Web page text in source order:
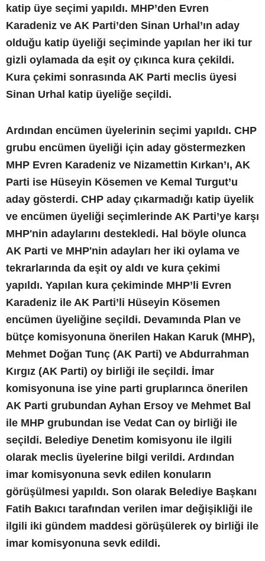
katip üye seçimi yapıldı. MHP’den Evren
Karadeniz ve AK Parti’den Sinan Urhal’ın aday
olduğu katip üyeliği seçiminde yapılan her iki tur
gizli oylamada da eşit oy çıkınca kura çekildi.
Kura çekimi sonrasında AK Parti meclis üyesi
Sinan Urhal katip üyeliğe seçildi.
Ardından encümen üyelerinin seçimi yapıldı. CHP
grubu encümen üyeliği için aday göstermezken
MHP Evren Karadeniz ve Nizamettin Kırkan’ı, AK
Parti ise Hüseyin Kösemen ve Kemal Turgut’u
aday gösterdi. CHP aday çıkarmadığı katip üyelik
ve encümen üyeliği seçimlerinde AK Parti’ye karşı
MHP'nin adaylarını destekledi. Hal böyle olunca
AK Parti ve MHP'nin adayları her iki oylama ve
tekrarlarında da eşit oy aldı ve kura çekimi
yapıldı. Yapılan kura çekiminde MHP’li Evren
Karadeniz ile AK Parti’li Hüseyin Kösemen
encümen üyeliğine seçildi. Devamında Plan ve
bütçe komisyonuna önerilen Hakan Karuk (MHP),
Mehmet Doğan Tunç (AK Parti) ve Abdurrahman
Kırgız (AK Parti) oy birliği ile seçildi. İmar
komisyonuna ise yine parti gruplarınca önerilen
AK Parti grubundan Ayhan Ersoy ve Mehmet Bal
ile MHP grubundan ise Vedat Can oy birliği ile
seçildi. Belediye Denetim komisyonu ile ilgili
olarak meclis üyelerine bilgi verildi. Ardından
imar komisyonuna sevk edilen konuların
görüşülmesi yapıldı. Son olarak Belediye Başkanı
Fatih Bakıcı tarafından verilen imar değişikliği ile
ilgili iki gündem maddesi görüşülerek oy birliği ile
imar komisyonuna sevk edildi.